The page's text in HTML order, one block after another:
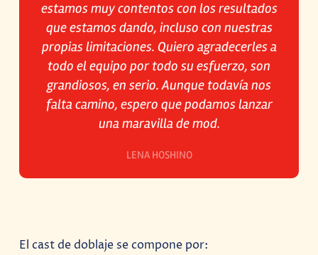
estamos muy contentos con los resultados
que estamos dando, incluso con nuestras
propias limitaciones. Quiero agradecerles a
todo el equipo por todo su esfuerzo, son
grandiosos, en serio. Aunque todavía nos
falta camino, espero que podamos lanzar
una maravilla de mod.
LENA HOSHINO
El cast de doblaje se compone por: